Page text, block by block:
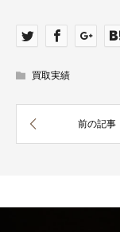
買取実績